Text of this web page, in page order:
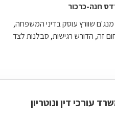
אישית וחום אנושי מאידך. המקצועיות של יוליה, היכולת שלה
לחוויה הרבה יותר בטוחה ומובנת עבורי.
שיש לי על מי לסמוך, מישהי
שלי אך גם שומרת על גישה
לעו”ד גראץ’ יוליה. מעבר להיותה
רגישה ומסורה באמת ללקוחותיה.
מנג'ם שוורץ עוסק בדיני המשפחה,
זה, הדורש רגישות, סבלנות לצד
עורכי דין ונוטריון